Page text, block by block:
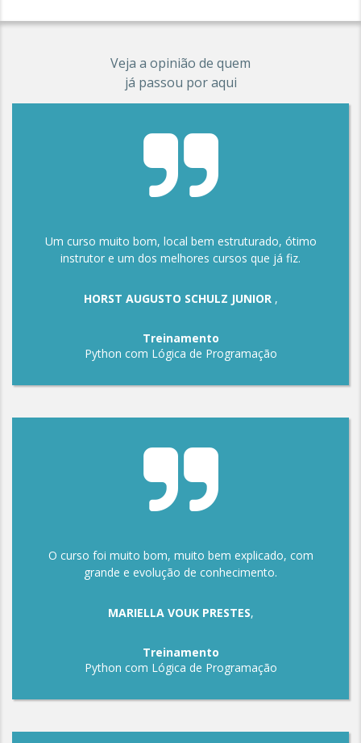
Veja a opinião de quem
já passou por aqui
Um curso muito bom, local bem estruturado, ótimo
instrutor e um dos melhores cursos que já fiz.
HORST AUGUSTO SCHULZ JUNIOR ,
Treinamento
Python com Lógica de Programação
O curso foi muito bom, muito bem explicado, com
grande e evolução de conhecimento.
MARIELLA VOUK PRESTES,
Treinamento
Python com Lógica de Programação